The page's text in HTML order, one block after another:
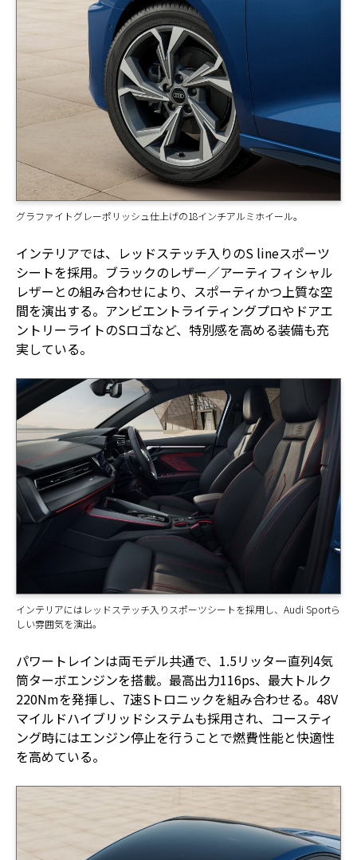
グラファイトグレーポリッシュ仕上げの18インチアルミホイール。
インテリアでは、レッドステッチ入りのS lineスポーツ
シートを採用。ブラックのレザー／アーティフィシャル
レザーとの組み合わせにより、スポーティかつ上質な空
間を演出する。アンビエントライティングプロやドアエ
ントリーライトのSロゴなど、特別感を高める装備も充
実している。
インテリアにはレッドステッチ入りスポーツシートを採用し、Audi Sportら
しい雰囲気を演出。
パワートレインは両モデル共通で、1.5リッター直列4気
筒ターボエンジンを搭載。最高出力116ps、最大トルク
220Nmを発揮し、7速Sトロニックを組み合わせる。48V
マイルドハイブリッドシステムも採用され、コースティ
ング時にはエンジン停止を行うことで燃費性能と快適性
を高めている。